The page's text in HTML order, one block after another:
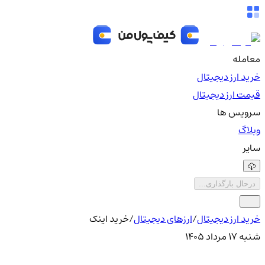
معامله
خرید ارز دیجیتال
قیمت ارز دیجیتال
سرویس ها
وبلاگ
سایر
درحال بارگذاری...
خرید ارز دیجیتال/ارزهای دیجیتال/خرید اینک
شنبه ۱۷ مرداد ۱۴۰۵